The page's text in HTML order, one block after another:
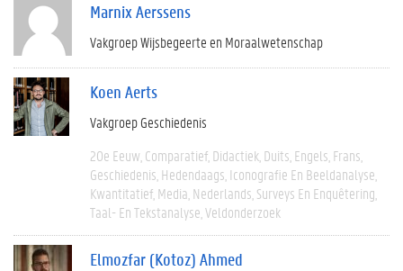
Marnix Aerssens
Vakgroep Wijsbegeerte en Moraalwetenschap
Koen Aerts
Vakgroep Geschiedenis
20e Eeuw Comparatief Didactiek Duits Engels Frans
Geschiedenis Hedendaags Iconografie En Beeldanalyse
Kwantitatief Media Nederlands Surveys En Enquêtering
Taal- En Tekstanalyse Veldonderzoek
Elmozfar (Kotoz) Ahmed